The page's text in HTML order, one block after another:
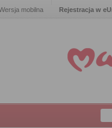
mobilna Rejestracja w